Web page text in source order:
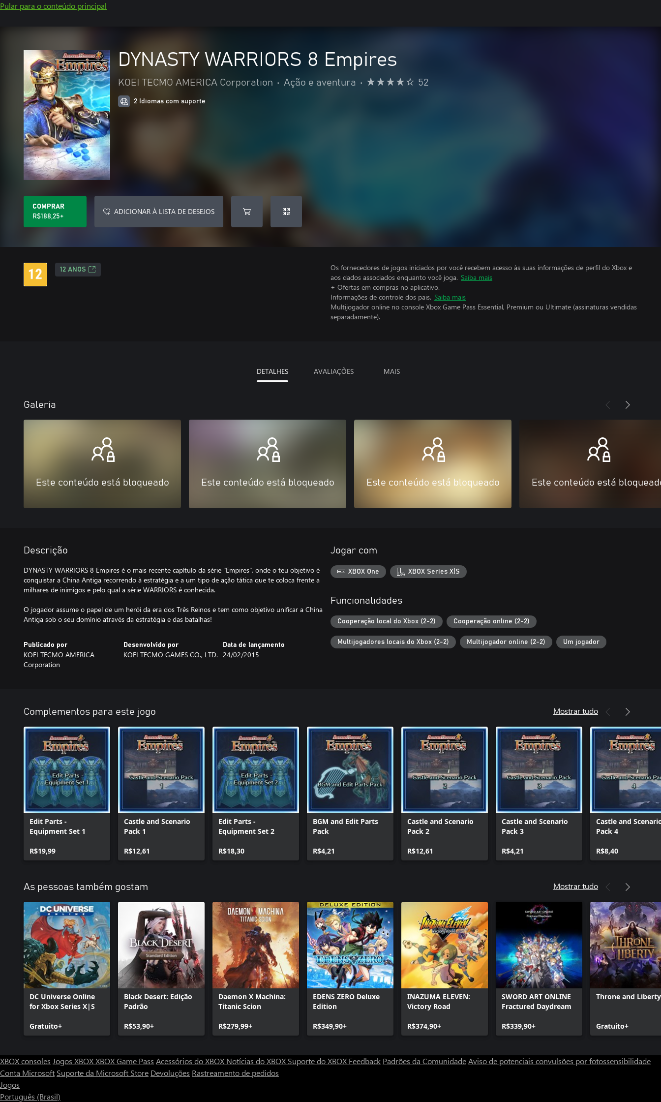
Pular para o conteúdo principal
DYNASTY WARRIORS 8 Empires
KOEI TECMO AMERICA Corporation • Ação e aventura • 52
2 Idiomas com suporte
COMPRAR
R$188,25+
ADICIONAR À LISTA DE DESEJOS
12 ANOS
Os fornecedores de jogos iniciados por você recebem acesso às suas informações de perfil do Xbox e
aos dados associados enquanto você joga. Saiba mais
+ Ofertas em compras no aplicativo.
Informações de controle dos pais. Saiba mais
Multijogador online no console Xbox Game Pass Essential, Premium ou Ultimate (assinaturas vendidas
separadamente).
DETALHES AVALIAÇÕES MAIS
Galeria
Este conteúdo está bloqueado Este conteúdo está bloqueado Este conteúdo está bloqueado Este conteúdo está
Descrição
DYNASTY WARRIORS 8 Empires é o mais recente capítulo da série "Empires", onde o teu objetivo é
conquistar a China Antiga recorrendo à estratégia e a um tipo de ação tática que te coloca frente a
milhares de inimigos e pelo qual a série WARRIORS é conhecida.
O jogador assume o papel de um herói da era dos Três Reinos e tem como objetivo unificar a China
Publicado por
KOEI TECMO AMERICA
Corporation
Desenvolvido por
KOEI TECMO GAMES CO., LTD.
Data de lançamento
24/02/2015
Jogar com
XBOX One XBOX Series X|S
Funcionalidades
Cooperação local do Xbox (2-2) Cooperação online (2-2)
Multijogadores locais do Xbox (2-2) Multijogador online (2-2) Um jogador
Complementos para este jogo Mostrar tudo
Edit Parts -
Equipment Set 1
R$19,99
Castle and Scenario
Pack 1
R$12,61
Edit Parts -
Equipment Set 2
R$18,30
BGM and Edit Parts
Pack
R$4,21
Castle and Scenario
Pack 2
R$12,61
Castle and Scenario
Pack 3
R$4,21
Castle and
Pack 4
R$8,40
As pessoas também gostam Mostrar tudo
DC Universe Online
for Xbox Series X|S
Gratuito+
Black Desert: Edição
Padrão
R$53,90+
Daemon X Machina:
Titanic Scion
R$279,99+
EDENS ZERO Deluxe
Edition
R$349,90+
INAZUMA ELEVEN:
Victory Road
R$374,90+
SWORD ART ONLINE
Fractured Daydream
R$339,90+
Throne and Liberty
Gratuito+
XBOX consoles Jogos XBOXXBOX Game Pass Acessórios do XBOX Notícias do XBOX Suporte do XBOX Feedback Padrões da ComunidadeAviso de potenciais convulsões por fotossensibilidade
Conta Microsoft Suporte da Microsoft Store Devoluções Rastreamento de pedidos
Jogos
Português (Brasil)